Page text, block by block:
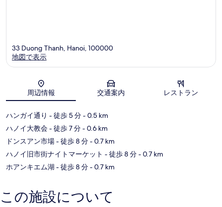
地図
33 Duong Thanh, Hanoi, 100000
地図で表示
周辺情報 交通案内 レストラン
ハンガイ通り - 徒歩 5 分- 0.5 km
ハノイ大教会- 徒歩 7 分- 0.6 km
ドンスアン市場- 徒歩 8 分- 0.7 km
ハノイ旧市街ナイトマーケット - 徒歩 8 分- 0.7 km
ホアンキエム湖 - 徒歩 8 分- 0.7 km
この施設について